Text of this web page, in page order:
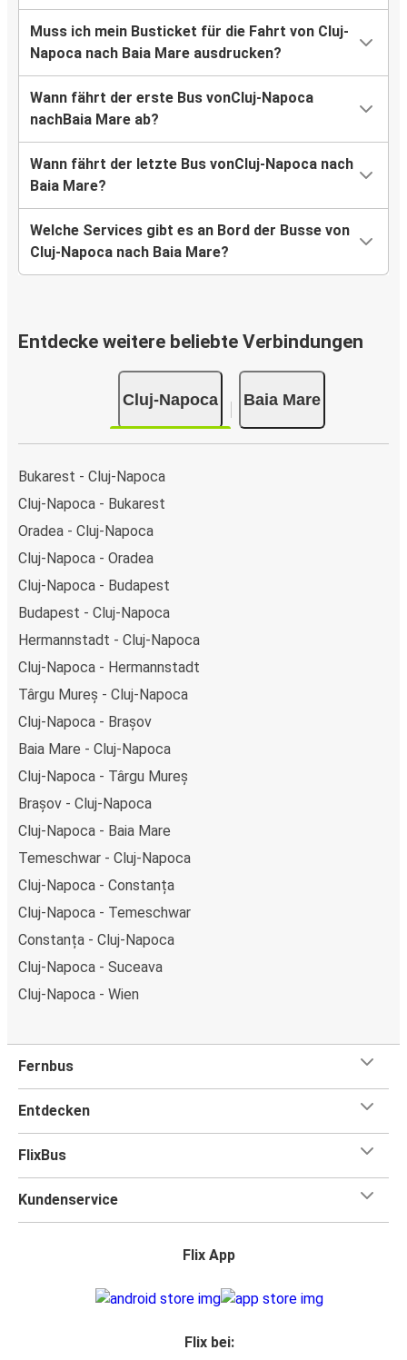
Muss ich mein Busticket für die Fahrt von Cluj-
Napoca nach Baia Mare ausdrucken?
Wann fährt der erste Bus vonCluj-Napoca
nachBaia Mare ab?
Wann fährt der letzte Bus vonCluj-Napoca nach
Baia Mare?
Welche Services gibt es an Bord der Busse von
Cluj-Napoca nach Baia Mare?
Entdecke weitere beliebte Verbindungen
Cluj-Napoca Baia Mare
Bukarest - Cluj-Napoca
Cluj-Napoca - Bukarest
Oradea - Cluj-Napoca
Cluj-Napoca - Oradea
Cluj-Napoca - Budapest
Budapest - Cluj-Napoca
Hermannstadt - Cluj-Napoca
Cluj-Napoca - Hermannstadt
Târgu Mureș - Cluj-Napoca
Cluj-Napoca - Brașov
Baia Mare - Cluj-Napoca
Cluj-Napoca - Târgu Mureș
Brașov - Cluj-Napoca
Cluj-Napoca - Baia Mare
Temeschwar - Cluj-Napoca
Cluj-Napoca - Constanța
Cluj-Napoca - Temeschwar
Constanța - Cluj-Napoca
Cluj-Napoca - Suceava
Cluj-Napoca - Wien
Fernbus
Entdecken
FlixBus
Kundenservice
Flix App
Flix bei: